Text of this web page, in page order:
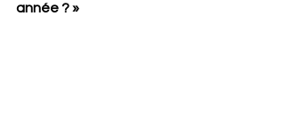
année ? »